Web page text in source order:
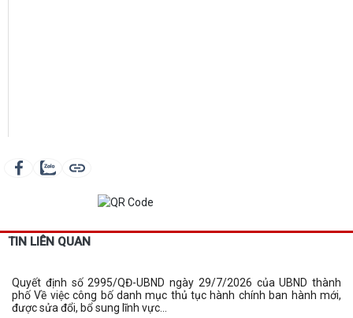
TIN LIÊN QUAN
Quyết định số 2995/QĐ-UBND ngày 29/7/2026 của UBND thành
phố Về việc công bố danh mục thủ tục hành chính ban hành mới,
được sửa đổi, bổ sung lĩnh vực...